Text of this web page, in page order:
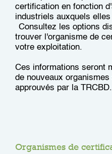
certification en fonction
industriels auxquels
Consultez les options
trouver l'organisme de
votre exploitation.
Ces informations seront
de nouveaux
approuvés par la TRCBD.
Organismes de